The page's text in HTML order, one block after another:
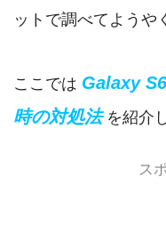
ットで調べてようや
ここでは Galaxy
時の対処法を紹介
ス